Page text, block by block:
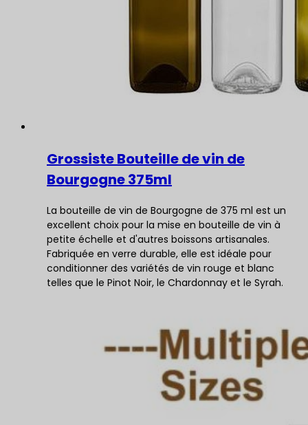
Grossiste Bouteille de vin de
Bourgogne 375ml
La bouteille de vin de Bourgogne de 375 ml est un
excellent choix pour la mise en bouteille de vin à
petite échelle et d'autres boissons artisanales.
Fabriquée en verre durable, elle est idéale pour
conditionner des variétés de vin rouge et blanc
telles que le Pinot Noir, le Chardonnay et le Syrah.